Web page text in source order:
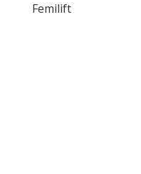
Femilift